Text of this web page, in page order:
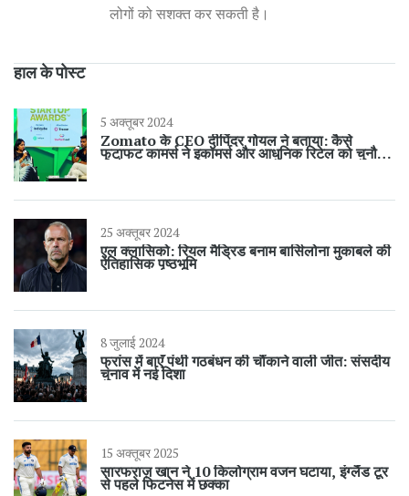
लोगों को सशक्त कर सकती है।
हाल के पोस्ट
5 अक्तूबर 2024
Zomato के CEO दीपिंदर गोयल ने बताया: कैसे
फटाफट कामर्स ने इकॉमर्स और आधुनिक रिटेल को चुनौती
दी है
25 अक्तूबर 2024
एल क्लासिको: रियल मैड्रिड बनाम बार्सिलोना मुकाबले की
ऐतिहासिक पृष्ठभूमि
8 जुलाई 2024
फ्रांस में बाएँ पंथी गठबंधन की चौंकाने वाली जीत: संसदीय
चुनाव में नई दिशा
15 अक्तूबर 2025
सारफराज़ खान ने 10 किलोग्राम वजन घटाया, इंग्लैंड टूर
से पहले फिटनेस में छक्का